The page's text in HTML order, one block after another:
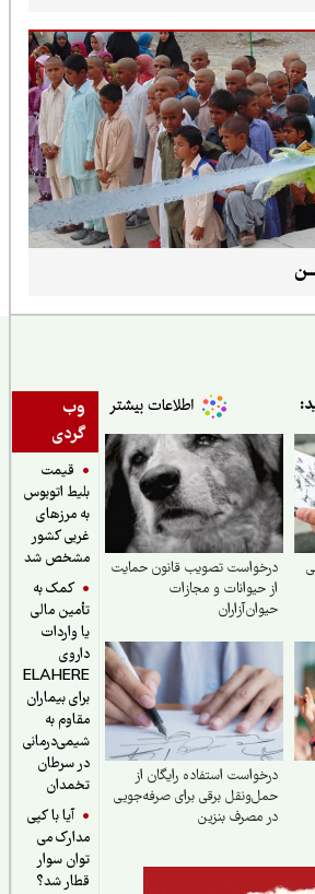
وب
گردی
قیمت
بلیط اتوبوس
به مرزهای
غربی کشور
مشخص شد
کمک به
تأمین مالی
یا واردات
داروی
ELAHERE
برای بیماران
مقاوم به
شیمی‌درمانی
در سرطان
تخمدان
آیا با کپی
مدارک می
توان سوار
قطار شد؟
درخواست تصویب قانون حمایت
از حیوانات و مجازات
حیوان‌آزاران
درخواست استفاده رایگان از
حمل‌ونقل برقی برای صرفه‌جویی
در مصرف بنزین